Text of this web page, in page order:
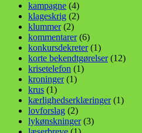
kampagne (4)
klageskrig (2)
klummer(2)
kommentarer(6)
konkursdekreter(1)
korte bekendtgørelser(12)
krisetelefon (1)
kroninger(1)
krus (1)
kærlighedserklæringer(1)
lovforslag (2)
lykønskninger(3)